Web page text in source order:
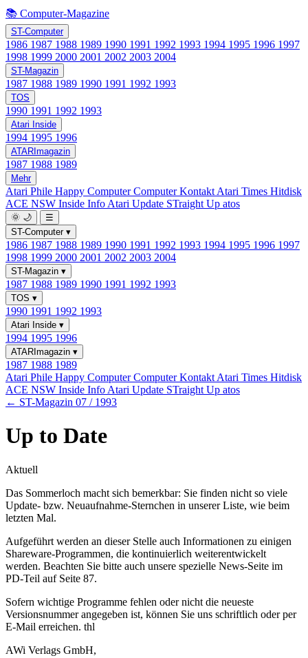
📚 Computer-Magazine
ST-Computer
1986 1987 1988 1989 1990 1991 1992 1993 1994 1995 1996 1997
1998 1999 2000 2001 2002 2003 2004
ST-Magazin
1987 1988 1989 1990 1991 1992 1993
TOS
1990 1991 1992 1993
Atari Inside
1994 1995 1996
ATARImagazin
1987 1988 1989
Mehr
Atari Phile Happy ComputerComputer Kontakt Atari Times Hitdisk
ACE NSW Inside Info Atari Update STraight Up atos
🌞 🌙
☰
ST-Computer ▾
1986 1987 1988 1989 1990 1991 1992 1993 1994 1995 1996 1997
1998 1999 2000 2001 2002 2003 2004
ST-Magazin ▾
1987 1988 1989 1990 1991 1992 1993
TOS ▾
1990 1991 1992 1993
Atari Inside ▾
1994 1995 1996
ATARImagazin ▾
1987 1988 1989
Atari Phile Happy ComputerComputer Kontakt Atari Times Hitdisk
ACE NSW Inside Info Atari Update STraight Up atos
← ST-Magazin 07 / 1993
Up to Date
Aktuell
Das Sommerloch macht sich bemerkbar: Sie finden nicht so viele
Update- bzw. Neuaufnahme-Sternchen in unserer Liste, wie beim
letzten Mal.
Aufgeführt werden an dieser Stelle auch Informationen zu einigen
Shareware-Programmen, die kontinuierlich weiterentwickelt
werden. Beachten Sie bitte auch unsere spezielle News-Seite im
PD-Teil auf Seite 87.
Sofern wichtige Programme fehlen oder nicht die neueste
Versionsnummer angegeben ist, können Sie uns schriftlich oder per
E-Mail erreichen. thl
AWi Verlags GmbH,